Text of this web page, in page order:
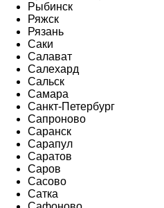
Рыбинск
Ряжск
Рязань
Саки
Салават
Салехард
Сальск
Самара
Санкт-Петербург
Сапроново
Саранск
Сарапул
Саратов
Саров
Сасово
Сатка